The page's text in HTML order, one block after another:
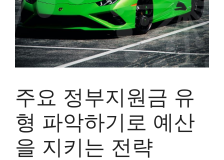
주요 정부지원금 유
형 파악하기로 예산
을 지키는 전략